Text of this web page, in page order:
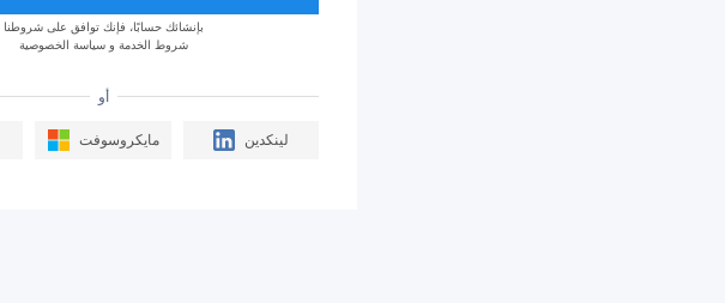
بإنشائك حسابًا، فإنك توافق على شروطنا
شروط الخدمة وسياسة الخصوصية
أو
مايكروسوفت لينكدين